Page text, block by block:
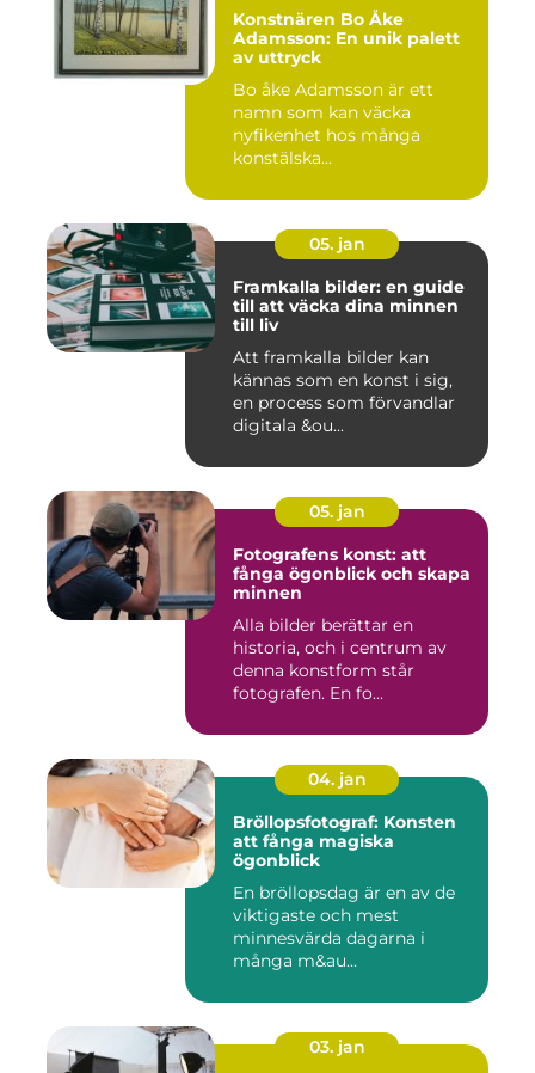
Konstnären Bo Åke
Adamsson: En unik palett
av uttryck
Bo åke Adamsson är ett
namn som kan väcka
nyfikenhet hos många
konstälska...
05. jan
Framkalla bilder: en guide
till att väcka dina minnen
till liv
Att framkalla bilder kan
kännas som en konst i sig,
en process som förvandlar
digitala &ou...
05. jan
Fotografens konst: att
fånga ögonblick och skapa
minnen
Alla bilder berättar en
historia, och i centrum av
denna konstform står
fotografen. En fo...
04. jan
Bröllopsfotograf: Konsten
att fånga magiska
ögonblick
En bröllopsdag är en av de
viktigaste och mest
minnesvärda dagarna i
många m&au...
03. jan